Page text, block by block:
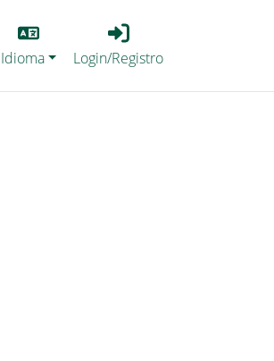
Lang
Idioma
Login_Registro
Login/Registro